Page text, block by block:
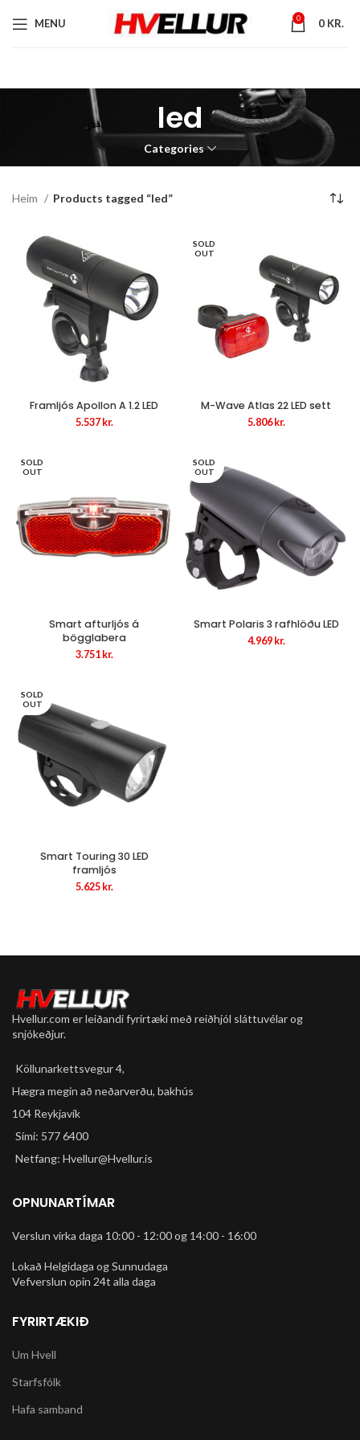
MENU 0 0 KR.
led
Categories
Heim Products tagged “led”
Framljós Apollon A 1.2 LED
5.537 kr.
SOLD
OUT
M-Wave Atlas 22 LED sett
5.806 kr.
SOLD
OUT
Smart afturljós á
bögglabera
3.751 kr.
SOLD
OUT
Smart Polaris 3 rafhlöðu LED
4.969 kr.
SOLD
OUT
Smart Touring 30 LED
framljós
5.625 kr.
Hvellur.com er leiðandi fyrirtæki með reiðhjól sláttuvélar og
snjókeðjur.
Köllunarkettsvegur 4,
Hægra megin að neðarverðu, bakhús
104 Reykjavík
Sími: 577 6400
Netfang: Hvellur@Hvellur.is
OPNUNARTÍMAR
Verslun virka daga 10:00 - 12:00 og 14:00 - 16:00
Lokað Helgidaga og Sunnudaga
Vefverslun opin 24t alla daga
FYRIRTÆKIÐ
Um Hvell
Starfsfólk
Hafa samband